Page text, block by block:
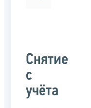
Снятие
с
учёта